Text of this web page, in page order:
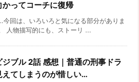
かってコーチに復帰
今回は、いろいろと気になる部分がありま
人物描写的にも、ストーリ ...
ジブル 2話 感想｜普通の刑事ドラ
えてしまうのが惜しい…